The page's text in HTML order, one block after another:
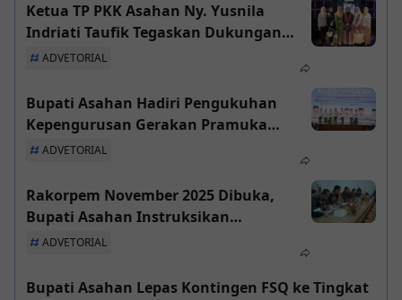
Ketua TP PKK Asahan Ny. Yusnila
Indriati Taufik Tegaskan Dukungan
Penuh untuk Kemajuan Wastra Sumut
ADVETORIAL
Bupati Asahan Hadiri Pengukuhan
Kepengurusan Gerakan Pramuka
Sumut 2025–2030, Tegaskan Komitmen
ADVETORIAL
Rakorpem November 2025 Dibuka,
Bupati Asahan Instruksikan
Penyelesaian Seluruh Kegiatan Tepat
ADVETORIAL
Bupati Asahan Lepas Kontingen FSQ ke Tingkat